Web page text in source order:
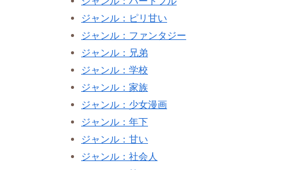
ジャンル：ピリ甘い
ジャンル：ファンタジー
ジャンル：兄弟
ジャンル：学校
ジャンル：家族
ジャンル：少女漫画
ジャンル：年下
ジャンル：甘い
ジャンル：社会人